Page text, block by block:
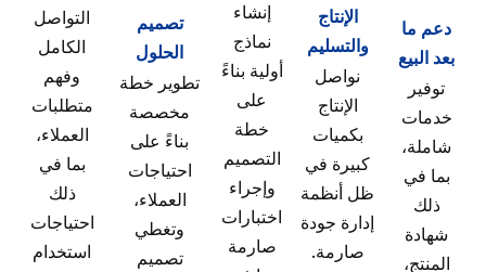
التواصل
الكامل
وفهم
متطلبات
العملاء،
بما في
ذلك
احتياجات
استخدام
تصميم
الحلول
تطوير خطة
مخصصة
بناءً على
احتياجات
العملاء،
وتغطي
تصميم
إنشاء
نماذج
أولية بناءً
على
خطة
التصميم
وإجراء
اختبارات
صارمة
الإنتاج
والتسليم
نواصل
الإنتاج
بكميات
كبيرة في
ظل أنظمة
إدارة جودة
صارمة.
دعم ما
بعد البيع
توفير
خدمات
شاملة،
بما في
ذلك
شهادة
المنتج،